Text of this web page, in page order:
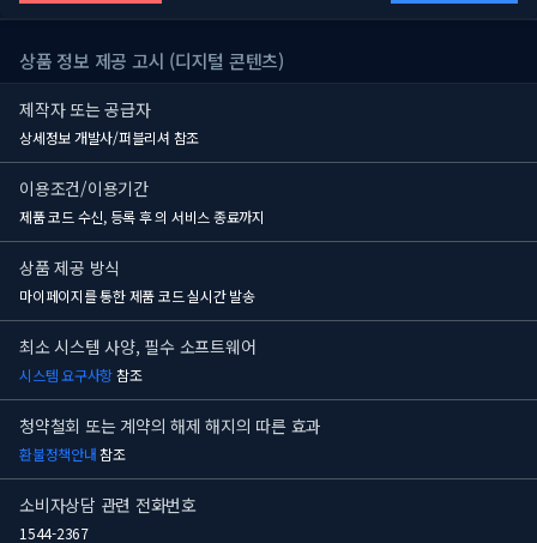
상품 정보 제공 고시 (디지털 콘텐츠)
제작자 또는 공급자
상세정보 개발사/퍼블리셔 참조
이용조건/이용기간
제품 코드 수신, 등록 후의 서비스 종료까지
상품 제공 방식
마이페이지를 통한 제품 코드 실시간 발송
최소 시스템 사양, 필수 소프트웨어
시스템 요구사항참조
청약철회 또는 계약의 해제 해지의 따른 효과
환불정책안내참조
소비자상담 관련 전화번호
1544-2367